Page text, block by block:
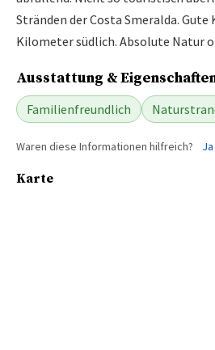
Stränden der Costa Smeralda.
Kilometer südlich. Absolute Natur
Ausstattung &
Familienfreundlich
Waren diese Informationen hilfreich? Ja
Karte